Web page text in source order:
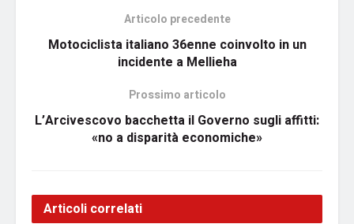
Articolo precedente
Motociclista italiano 36enne coinvolto in un
incidente a Mellieha
Prossimo articolo
L’Arcivescovo bacchetta il Governo sugli affitti:
«no a disparità economiche»
Articoli correlati